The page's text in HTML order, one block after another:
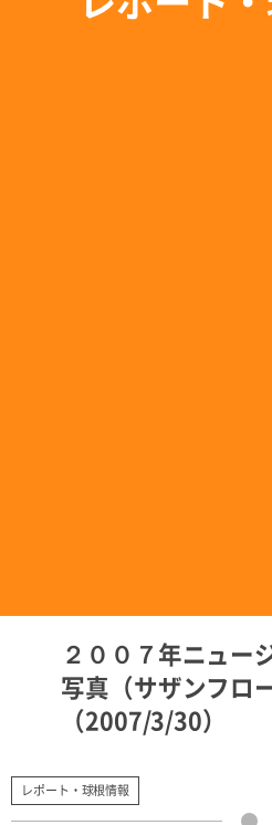
２００７年ニュー
写真（サザンフロ
（2007/3/30）
レポート・球根情報